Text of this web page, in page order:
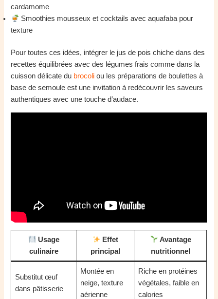
cardamome
Smoothies mousseux et cocktails avec aquafaba pour
texture
Pour toutes ces idées, intégrer le jus de pois chiche dans des
recettes équilibrées avec des légumes frais comme dans la
cuisson délicate du brocoli ou les préparations de boulettes à
base de semoule est une invitation à redécouvrir les saveurs
authentiques avec une touche d’audace.
Usage
culinaire
Effet
principal
Avantage
nutritionnel
Substitut œuf
dans pâtisserie
Montée en
neige, texture
aérienne
Riche en protéines
végétales, faible en
calories